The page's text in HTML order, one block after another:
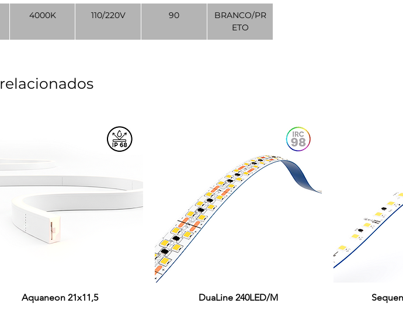
4000K 110/220V 90
BRANCO/PR
ETO
Visualização rápida
Aquaneon 21x11,5 Visualização rápida
DuaLine 240LED/M